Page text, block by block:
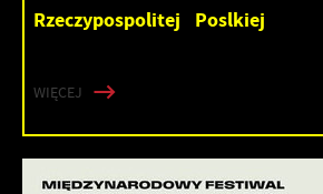
Rzeczypospolitej Poslkiej
WIĘCEJ